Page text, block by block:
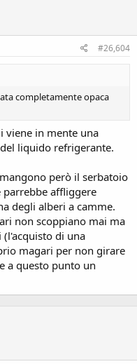
#26,604
completamente opaca
viene in mente una
liquido refrigerante.
però il serbatoio
affliggere
degli alberi a camme.
non scoppiano mai ma
(l'acquisto di una
magari per non girare
a questo punto un